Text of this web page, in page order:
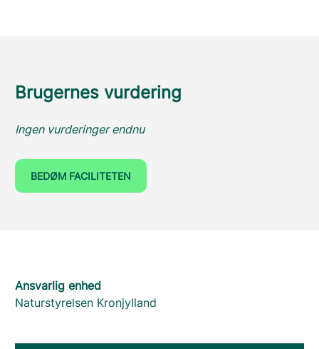
Brugernes vurdering
Ingen vurderinger endnu
BEDØM FACILITETEN
Ansvarlig enhed
Naturstyrelsen Kronjylland